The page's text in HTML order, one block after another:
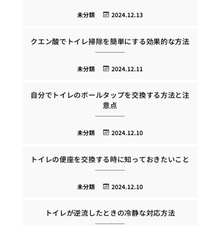
2024.12.13
未分類
クエン酸でトイレ掃除を簡単にする効果的な方法
2024.12.11
未分類
自分でトイレのボールタップを交換する方法と注
意点
2024.12.10
未分類
トイレの便座を交換する時に知っておきたいこと
2024.12.10
未分類
トイレが逆流したときの冷静な対応方法